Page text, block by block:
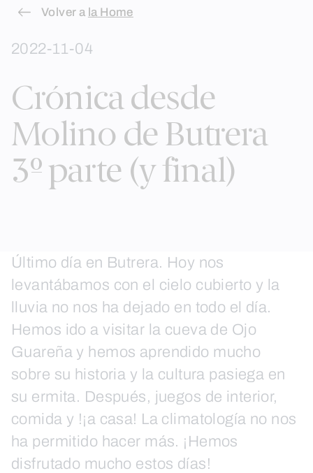
Skip
content
Volver a la Home
2022-11-04
Crónica desde
Molino de Butrera
3º parte (y final)
Último día en Butrera. Hoy nos
levantábamos con el cielo cubierto y la
lluvia no nos ha dejado en todo el día.
Hemos ido a visitar la cueva de Ojo
Guareña y hemos aprendido mucho
sobre su historia y la cultura pasiega en
su ermita. Después, juegos de interior,
comida y !¡a casa! La climatología no nos
ha permitido hacer más. ¡Hemos
disfrutado mucho estos días!